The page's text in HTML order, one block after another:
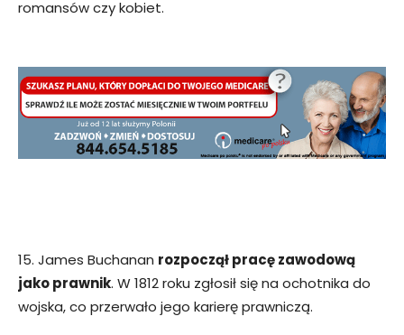
romansów czy kobiet.
15. James Buchanan rozpoczął pracę zawodową
jako prawnik. W 1812 roku zgłosił się na ochotnika do
wojska, co przerwało jego karierę prawniczą.